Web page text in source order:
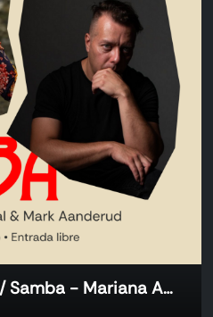
Concierto de Bossa / Samba - Mariana Amaral & Mark Aanderud